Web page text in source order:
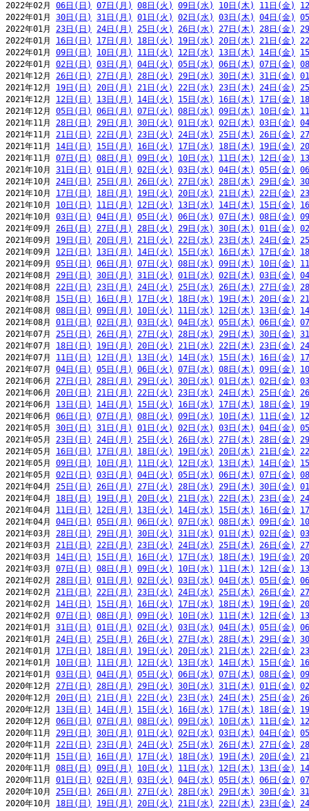
2022年02月 06日(日) 07日(月) 08日(火) 09日(水) 10日(木) 11日(金)
2022年01月 30日(日) 31日(月) 01日(火) 02日(水) 03日(木) 04日(金)
2022年01月 23日(日) 24日(月) 25日(火) 26日(水) 27日(木) 28日(金)
2022年01月 16日(日) 17日(月) 18日(火) 19日(水) 20日(木) 21日(金)
2022年01月 09日(日) 10日(月) 11日(火) 12日(水) 13日(木) 14日(金)
2022年01月 02日(日) 03日(月) 04日(火) 05日(水) 06日(木) 07日(金)
2021年12月 26日(日) 27日(月) 28日(火) 29日(水) 30日(木) 31日(金)
2021年12月 19日(日) 20日(月) 21日(火) 22日(水) 23日(木) 24日(金)
2021年12月 12日(日) 13日(月) 14日(火) 15日(水) 16日(木) 17日(金)
2021年12月 05日(日) 06日(月) 07日(火) 08日(水) 09日(木) 10日(金)
2021年11月 28日(日) 29日(月) 30日(火) 01日(水) 02日(木) 03日(金)
2021年11月 21日(日) 22日(月) 23日(火) 24日(水) 25日(木) 26日(金)
2021年11月 14日(日) 15日(月) 16日(火) 17日(水) 18日(木) 19日(金)
2021年11月 07日(日) 08日(月) 09日(火) 10日(水) 11日(木) 12日(金)
2021年10月 31日(日) 01日(月) 02日(火) 03日(水) 04日(木) 05日(金)
2021年10月 24日(日) 25日(月) 26日(火) 27日(水) 28日(木) 29日(金)
2021年10月 17日(日) 18日(月) 19日(火) 20日(水) 21日(木) 22日(金)
2021年10月 10日(日) 11日(月) 12日(火) 13日(水) 14日(木) 15日(金)
2021年10月 03日(日) 04日(月) 05日(火) 06日(水) 07日(木) 08日(金)
2021年09月 26日(日) 27日(月) 28日(火) 29日(水) 30日(木) 01日(金)
2021年09月 19日(日) 20日(月) 21日(火) 22日(水) 23日(木) 24日(金)
2021年09月 12日(日) 13日(月) 14日(火) 15日(水) 16日(木) 17日(金)
2021年09月 05日(日) 06日(月) 07日(火) 08日(水) 09日(木) 10日(金)
2021年08月 29日(日) 30日(月) 31日(火) 01日(水) 02日(木) 03日(金)
2021年08月 22日(日) 23日(月) 24日(火) 25日(水) 26日(木) 27日(金)
2021年08月 15日(日) 16日(月) 17日(火) 18日(水) 19日(木) 20日(金)
2021年08月 08日(日) 09日(月) 10日(火) 11日(水) 12日(木) 13日(金)
2021年08月 01日(日) 02日(月) 03日(火) 04日(水) 05日(木) 06日(金)
2021年07月 25日(日) 26日(月) 27日(火) 28日(水) 29日(木) 30日(金)
2021年07月 18日(日) 19日(月) 20日(火) 21日(水) 22日(木) 23日(金)
2021年07月 11日(日) 12日(月) 13日(火) 14日(水) 15日(木) 16日(金)
2021年07月 04日(日) 05日(月) 06日(火) 07日(水) 08日(木) 09日(金)
2021年06月 27日(日) 28日(月) 29日(火) 30日(水) 01日(木) 02日(金)
2021年06月 20日(日) 21日(月) 22日(火) 23日(水) 24日(木) 25日(金)
2021年06月 13日(日) 14日(月) 15日(火) 16日(水) 17日(木) 18日(金)
2021年06月 06日(日) 07日(月) 08日(火) 09日(水) 10日(木) 11日(金)
2021年05月 30日(日) 31日(月) 01日(火) 02日(水) 03日(木) 04日(金)
2021年05月 23日(日) 24日(月) 25日(火) 26日(水) 27日(木) 28日(金)
2021年05月 16日(日) 17日(月) 18日(火) 19日(水) 20日(木) 21日(金)
2021年05月 09日(日) 10日(月) 11日(火) 12日(水) 13日(木) 14日(金)
2021年05月 02日(日) 03日(月) 04日(火) 05日(水) 06日(木) 07日(金)
2021年04月 25日(日) 26日(月) 27日(火) 28日(水) 29日(木) 30日(金)
2021年04月 18日(日) 19日(月) 20日(火) 21日(水) 22日(木) 23日(金)
2021年04月 11日(日) 12日(月) 13日(火) 14日(水) 15日(木) 16日(金)
2021年04月 04日(日) 05日(月) 06日(火) 07日(水) 08日(木) 09日(金)
2021年03月 28日(日) 29日(月) 30日(火) 31日(水) 01日(木) 02日(金)
2021年03月 21日(日) 22日(月) 23日(火) 24日(水) 25日(木) 26日(金)
2021年03月 14日(日) 15日(月) 16日(火) 17日(水) 18日(木) 19日(金)
2021年03月 07日(日) 08日(月) 09日(火) 10日(水) 11日(木) 12日(金)
2021年02月 28日(日) 01日(月) 02日(火) 03日(水) 04日(木) 05日(金)
2021年02月 21日(日) 22日(月) 23日(火) 24日(水) 25日(木) 26日(金)
2021年02月 14日(日) 15日(月) 16日(火) 17日(水) 18日(木) 19日(金)
2021年02月 07日(日) 08日(月) 09日(火) 10日(水) 11日(木) 12日(金)
2021年01月 31日(日) 01日(月) 02日(火) 03日(水) 04日(木) 05日(金)
2021年01月 24日(日) 25日(月) 26日(火) 27日(水) 28日(木) 29日(金)
2021年01月 17日(日) 18日(月) 19日(火) 20日(水) 21日(木) 22日(金)
2021年01月 10日(日) 11日(月) 12日(火) 13日(水) 14日(木) 15日(金)
2021年01月 03日(日) 04日(月) 05日(火) 06日(水) 07日(木) 08日(金)
2020年12月 27日(日) 28日(月) 29日(火) 30日(水) 31日(木) 01日(金)
2020年12月 20日(日) 21日(月) 22日(火) 23日(水) 24日(木) 25日(金)
2020年12月 13日(日) 14日(月) 15日(火) 16日(水) 17日(木) 18日(金)
2020年12月 06日(日) 07日(月) 08日(火) 09日(水) 10日(木) 11日(金)
2020年11月 29日(日) 30日(月) 01日(火) 02日(水) 03日(木) 04日(金)
2020年11月 22日(日) 23日(月) 24日(火) 25日(水) 26日(木) 27日(金)
2020年11月 15日(日) 16日(月) 17日(火) 18日(水) 19日(木) 20日(金)
2020年11月 08日(日) 09日(月) 10日(火) 11日(水) 12日(木) 13日(金)
2020年11月 01日(日) 02日(月) 03日(火) 04日(水) 05日(木) 06日(金)
2020年10月 25日(日) 26日(月) 27日(火) 28日(水) 29日(木) 30日(金)
2020年10月 18日(日) 19日(月) 20日(火) 21日(水) 22日(木) 23日(金)